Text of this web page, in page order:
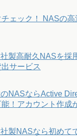
ェック！ NASの
製高耐久NASを採
サービス
NASならActive
！アカウント作成
製NASなら初めて